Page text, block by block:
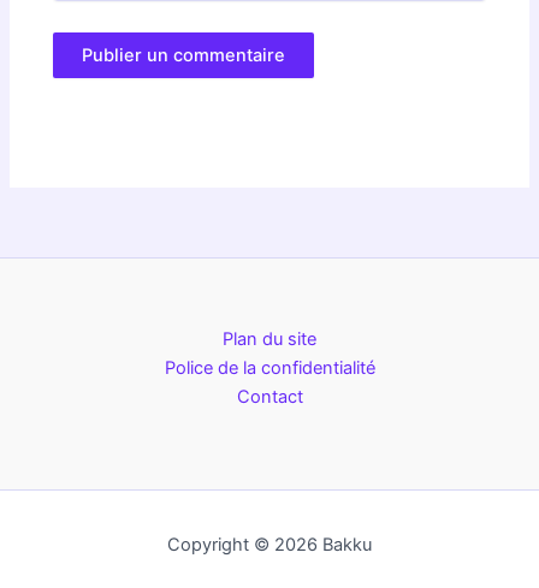
Plan du site
Police de la confidentialité
Contact
Copyright © 2026 Bakku